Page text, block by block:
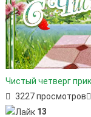
Чистый четверг
3227 просмотров
13